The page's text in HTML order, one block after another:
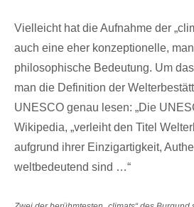
Vielleicht hat die Aufnahme der
auch eine eher konzeptionelle,
philosophische Bedeutung. Um
man die Definition der
UNESCO genau lesen: „Die
Wikipedia, „verleiht den Titel
aufgrund ihrer Einzigartigkeit,
weltbedeutend sind …“